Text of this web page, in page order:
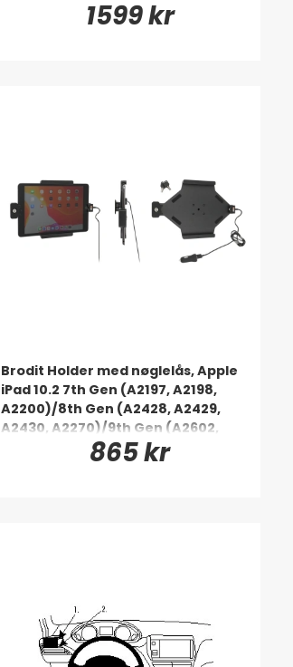
1599 kr
Brodit Holder med nøglelås, Apple
iPad 10.2 7th Gen (A2197, A2198,
A2200)/8th Gen (A2428, A2429,
A2430, A2270)/9th Gen (A2602,
A2603, A2604, A2605)
865 kr